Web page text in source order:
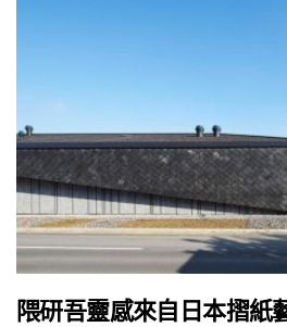
隈研吾靈感來自日本摺紙